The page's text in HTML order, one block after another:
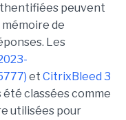
peuvent
de
Les
et CitrixBleed 3
classées comme
utilisées pour